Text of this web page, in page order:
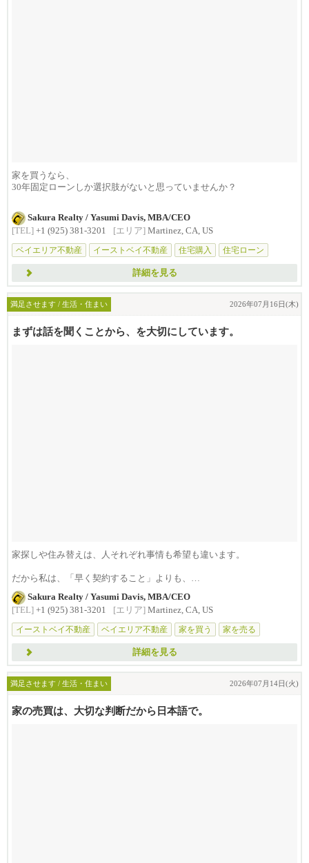
家を買うなら、
30年固定ローンしか選択肢がないと思っていませんか？
実は、ライフスタイルや将来の計...
Sakura Realty / Yasumi Davis, MBA/CEO
[TEL] +1 (925) 381-3201 [エリア] Martinez, CA, US
ベイエリア不動産
イーストベイ不動産 住宅購入 住宅ローン
詳細を見る
満足させます / 生活・住まい 2026年07月16日(木)
まずは話を聞くことから、を大切にしています。
家探しや住み替えは、人それぞれ事情も希望も違います。
だから私は、「早く契約すること」よりも、
まず...
Sakura Realty / Yasumi Davis, MBA/CEO
[TEL] +1 (925) 381-3201 [エリア] Martinez, CA, US
イーストベイ不動産
ベイエリア不動産 家を買う 家を売る
詳細を見る
満足させます / 生活・住まい 2026年07月14日(火)
家の売買は、大切な判断だから日本語で。